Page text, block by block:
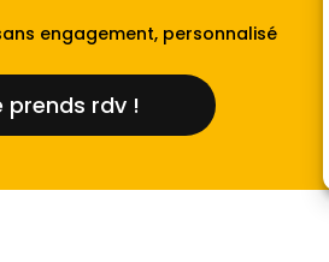
engagement, personnalisé
prends rdv !